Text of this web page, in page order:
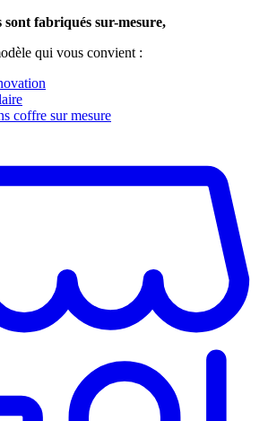
sont fabriqués sur-mesure,
qui vous convient :
coffre sur mesure